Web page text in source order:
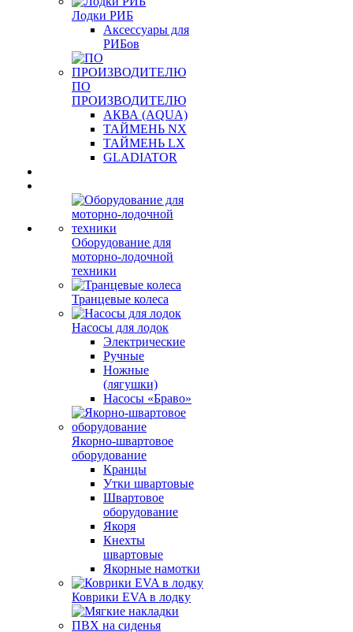
Лодки РИБ
Аксессуары для
РИБов
ПО
ПРОИЗВОДИТЕЛЮ
АКВА (AQUA)
ТАЙМЕНЬ NX
ТАЙМЕНЬ LX
GLADIATOR
Оборудование для
моторно-лодочной
техники
Транцевые колеса
Насосы для лодок
Электрические
Ручные
Ножные
(лягушки)
Насосы «Браво»
Якорно-швартовое
оборудование
Кранцы
Утки швартовые
Швартовое
оборудование
Якоря
Кнехты
швартовые
Якорные намотки
Коврики EVA в лодку